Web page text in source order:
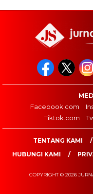
Facebook.com
Tiktok.com
TENTANG KAMI
HUBUNGI KAMI
COPYRIGHT © 2026